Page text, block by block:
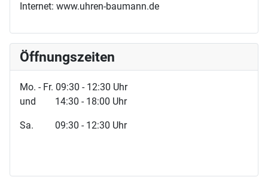
Internet: www.uhren-baumann.de
Öffnungszeiten
Mo. - Fr. 09:30 - 12:30 Uhr
und 14:30 - 18:00 Uhr
Sa. 09:30 - 12:30 Uhr